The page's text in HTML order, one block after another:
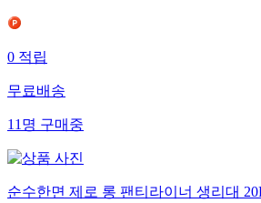
0 적립
무료배송
11 명 구매중
순수한면 제로 롱 팬티라이너 생리대